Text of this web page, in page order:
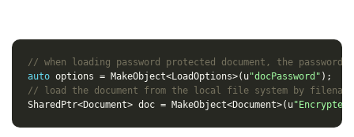
// when loading password protected document, the
auto options = MakeObject<LoadOptions>( u"docPassword" );
// load the document from the local file system by
SharedPtr<Document> doc = MakeObject<Document>( u